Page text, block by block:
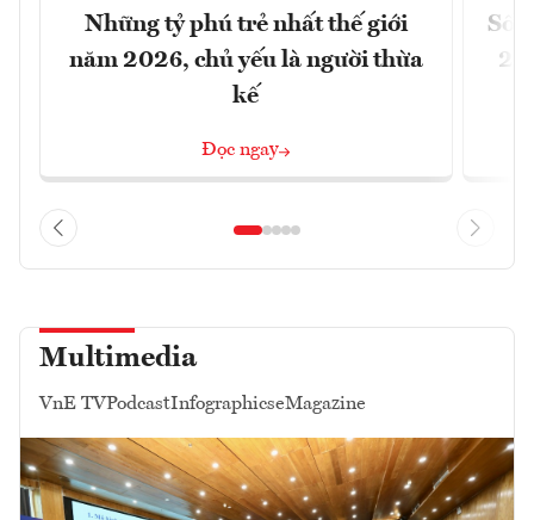
Những tỷ phú trẻ nhất thế giới
năm 2026, chủ yếu là người thừa
kế
Đọc ngay
Số
Multimedia
VnE TVPodcastInfographicseMagazine